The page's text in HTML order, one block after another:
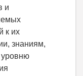
и
к их
знаниям,